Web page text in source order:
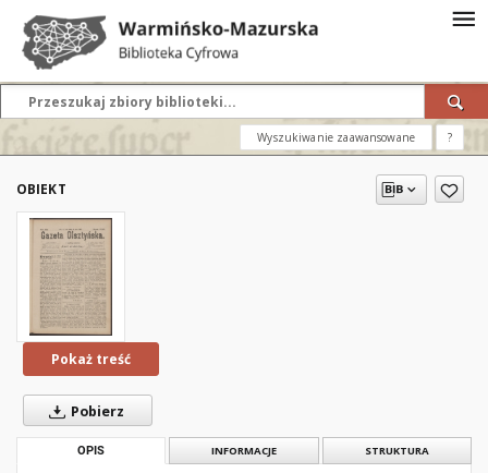
Wyszukiwanie zaawansowane ?
OBIEKT
Pokaż treść
Pobierz
OPIS INFORMACJE STRUKTURA